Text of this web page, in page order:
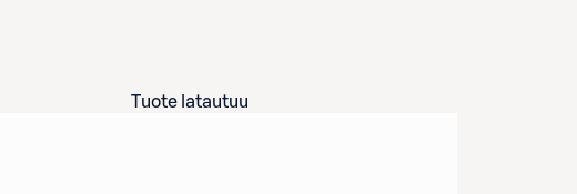
Tuote latautuu